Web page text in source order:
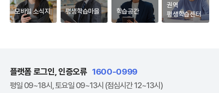
모바일 소식지 평생학습마을 학습공간
권역
평생학습센터
플랫폼 로그인, 인증오류 1600-0999
평일 09~18시, 토요일 09~13시 (점심시간 12~13시)